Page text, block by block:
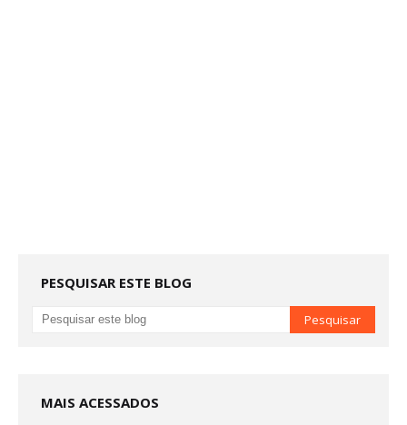
PESQUISAR ESTE BLOG
MAIS ACESSADOS